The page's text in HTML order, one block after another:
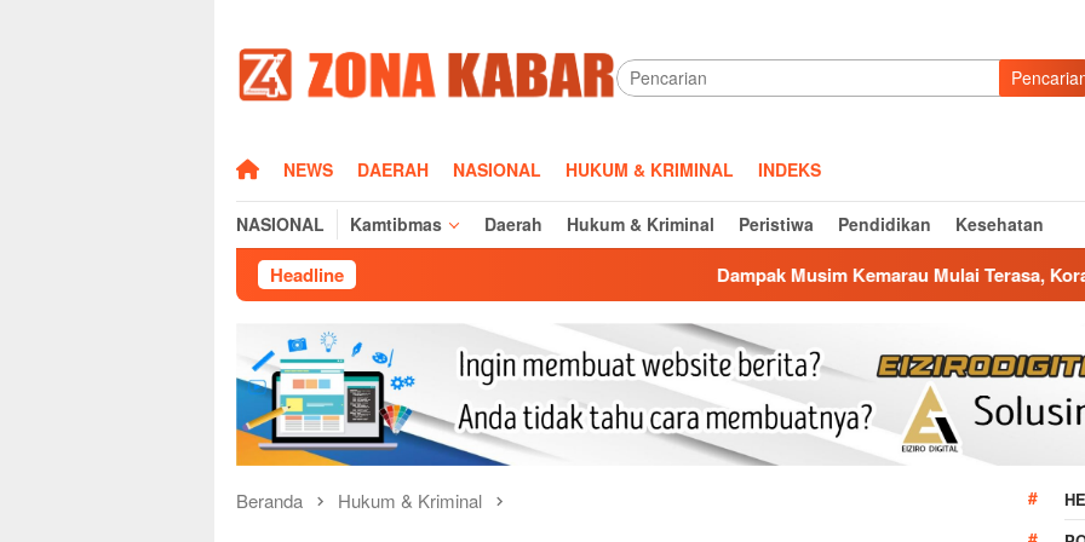
konten
HOMENEWS DAERAH NASIONAL HUKUM & KRIMINAL INDEKS
NASIONAL Kamtibmas Daerah Hukum & Kriminal Peristiwa Pendidikan Kesehatan
Headline Dampak Musim Kemarau Mulai Terasa, Koramil Jatiwangi
Beranda Hukum & Kriminal